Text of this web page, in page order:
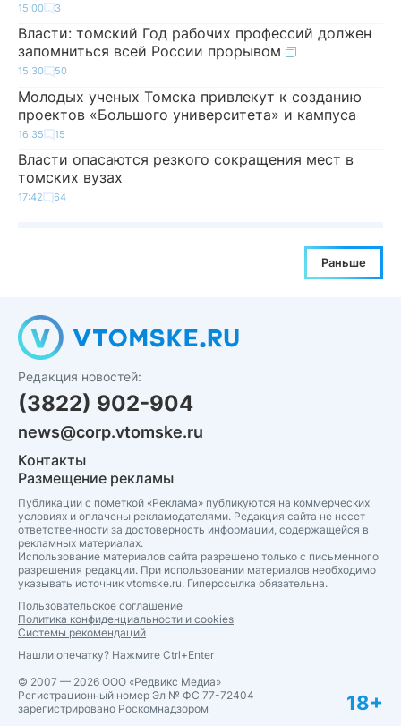
15:00 3
Власти: томский Год рабочих профессий должен
запомниться всей России прорывом
15:30 50
Молодых ученых Томска привлекут к созданию
проектов «Большого университета» и кампуса
16:35 15
Власти опасаются резкого сокращения мест в
томских вузах
17:42 64
Раньше
Редакция новостей:
(3822) 902-904
news@corp.vtomske.ru
Контакты
Размещение рекламы
Публикации с пометкой «Реклама» публикуются на коммерческих
условиях и оплачены рекламодателями. Редакция сайта не несет
ответственности за достоверность информации, содержащейся в
рекламных материалах.
Использование материалов сайта разрешено только с письменного
разрешения редакции. При использовании материалов необходимо
указывать источник vtomske.ru. Гиперссылка обязательна.
Пользовательское соглашение
Политика конфиденциальности и cookies
Системы рекомендаций
Нашли опечатку? Нажмите Ctrl+Enter
© 2007 — 2026 ООО «Редвикс Медиа»
Регистрационный номер Эл № ФС 77-72404
зарегистрировано Роскомнадзором
18+